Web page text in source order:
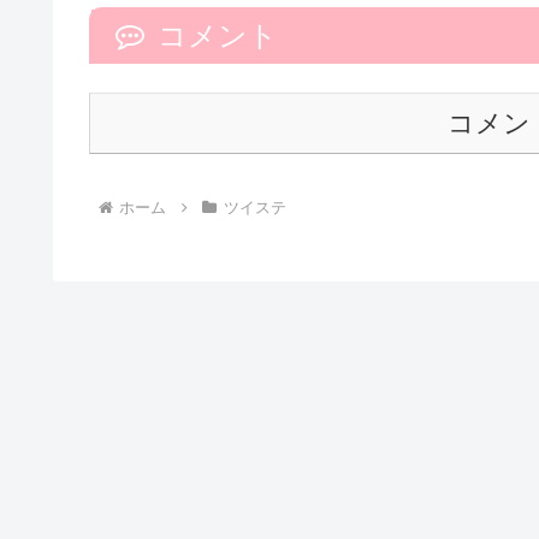
コメント
コメン
ホーム ツイステ